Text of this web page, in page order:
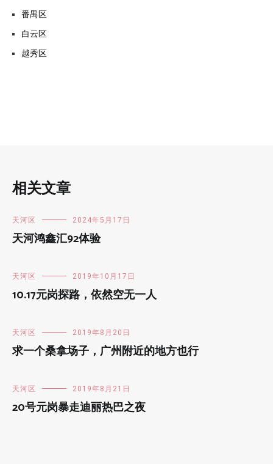
番禺区
白云区
越秀区
相关文章
天河区 2024年5月17日
天河鸿鑫汇92体验
天河区 2019年10月17日
10.17元岗探路，依然空无一人
天河区 2019年8月20日
求一个桑拿场子，广州附近的地方也行
天河区 2019年8月21日
20号元岗暴走迪丽热巴之夜